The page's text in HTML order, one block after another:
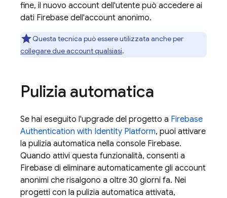
fine, il nuovo account dell'utente può accedere ai
dati Firebase dell'account anonimo.
Questa tecnica può essere utilizzata anche per
collegare due account qualsiasi.
Pulizia automatica
Se hai eseguito l'upgrade del progetto a Firebase
Authentication with Identity Platform, puoi attivare
la pulizia automatica nella console Firebase.
Quando attivi questa funzionalità, consenti a
Firebase di eliminare automaticamente gli account
anonimi che risalgono a oltre 30 giorni fa. Nei
progetti con la pulizia automatica attivata,